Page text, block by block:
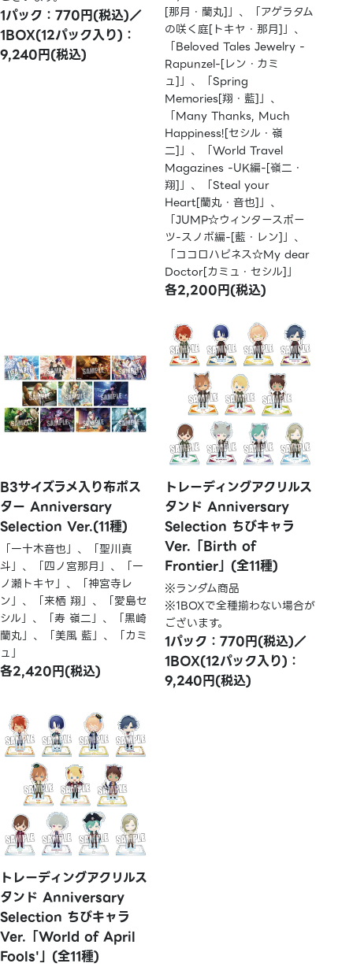
1パック：770円(税込)／
1BOX(12パック入り)：
9,240円(税込)
[那月・蘭丸]」、「アゲラタム
の咲く庭[トキヤ・那月]」、
「Beloved Tales Jewelry -
Rapunzel-[レン・カミ
ュ]」、「Spring
Memories[翔・藍]」、
「Many Thanks, Much
Happiness![セシル・嶺
二]」、「World Travel
Magazines -UK編-[嶺二・
翔]」、「Steal your
Heart[蘭丸・音也]」、
「JUMP☆ウィンタースポー
ツ-スノボ編-[藍・レン]」、
「ココロハピネス☆My dear
Doctor[カミュ・セシル]」
各2,200円(税込)
B3サイズラメ入り布ポス
ター Anniversary
Selection Ver.(11種)
「一十木音也」、「聖川真
斗」、「四ノ宮那月」、「一
ノ瀬トキヤ」、「神宮寺レ
ン」、「来栖 翔」、「愛島セ
シル」、「寿 嶺二」、「黒崎
蘭丸」、「美風 藍」、「カミ
ュ」
各2,420円(税込)
トレーディングアクリルス
タンド Anniversary
Selection ちびキャラ
Ver.「Birth of
Frontier」(全11種)
※ランダム商品
※1BOXで全種揃わない場合が
ございます。
1パック：770円(税込)／
1BOX(12パック入り)：
9,240円(税込)
トレーディングアクリルス
タンド Anniversary
Selection ちびキャラ
Ver.「World of April
Fools'」(全11種)